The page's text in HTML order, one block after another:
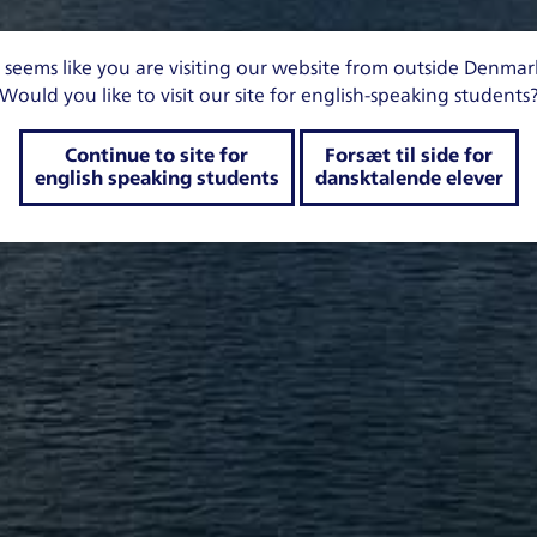
seems like you are visiting our website from outside
you like to visit our site for english-speaking
Continue to site for
english speaking students
Forsæt til side for
dansktalende elever